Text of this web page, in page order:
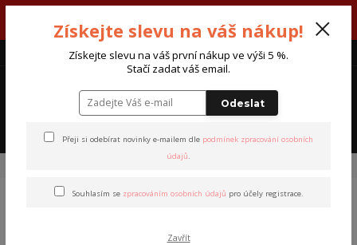
od 7:00 do 15:30 hodin.
CZK
Získejte slevu na váš nákup!
Získejte slevu na váš první nákup ve výši 5 %.
Stačí zadat váš email.
Odeslat
Přeji si odebírat novinky e-mailem dle podmínek zpracování osobních
údajů.
Souhlasím se zpracováním osobních údajů pro účely registrace.
Zavřít